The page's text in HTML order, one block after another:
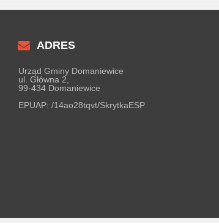
ADRES
Urząd Gminy Domaniewice
ul. Główna 2,
99-434 Domaniewice
EPUAP: /14ao28tqvt/SkrytkaESP